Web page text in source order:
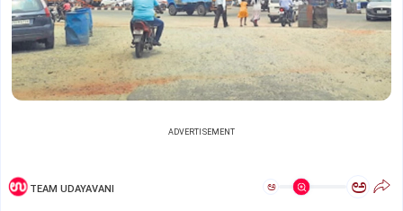
ADVERTISEMENT
TEAM UDAYAVANI ಅ ಅ